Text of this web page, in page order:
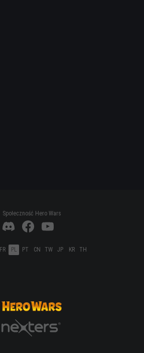
Społeczność Hero Wars
FR PL PT CN TW JP KR TH